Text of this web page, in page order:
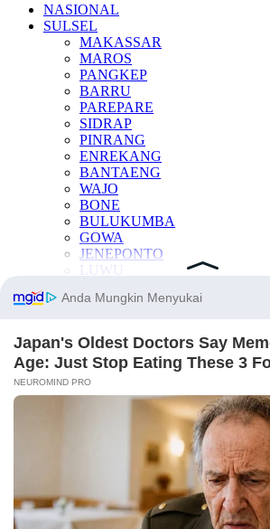
NASIONAL
SULSEL
MAKASSAR
MAROS
PANGKEP
BARRU
PAREPARE
SIDRAP
PINRANG
ENREKANG
BANTAENG
WAJO
BONE
BULUKUMBA
GOWA
JENEPONTO
LUWU
LUWU UTARA
SINJAI
SOPPENG
TAKALAR
KESEHATAN
OTOMOTIF
INDEKS BERITA
Manfaat Buah
Berita Otomotif
Berita Teknologi